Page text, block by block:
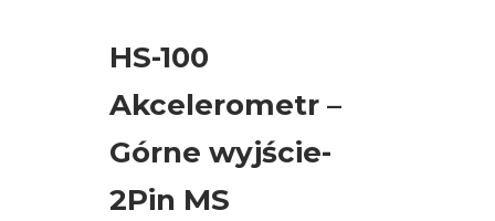
HS-100
Akcelerometr –
Górne wyjście-
2Pin MS
Kategorie
produktów